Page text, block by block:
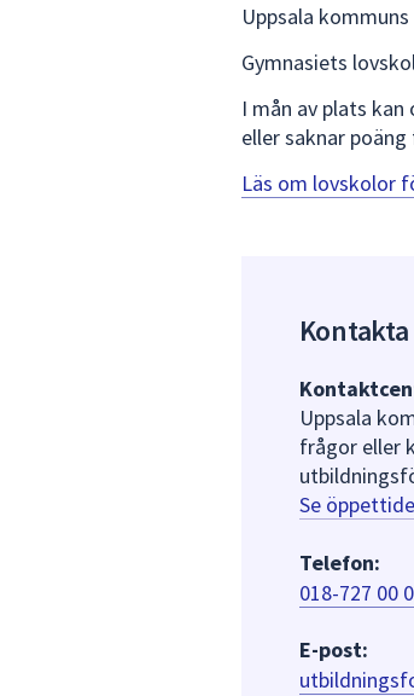
Använd
att
mellan
att
något
av
dem.
Uppsala
Gymnasiets
I mån av plats
eller saknar
Läs om lovskolor
Uppsala
frågor eller
Se
Telefon:
018-727 00
E-post: